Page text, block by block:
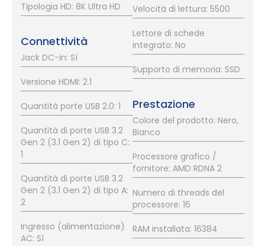
Tipologia HD: 8K Ultra HD
Connettività
Jack DC-in: Sì
Versione HDMI: 2.1
Quantità porte USB 2.0: 1
Quantità di porte USB 3.2
Gen 2 (3.1 Gen 2) di tipo C:
1
Quantità di porte USB 3.2
Gen 2 (3.1 Gen 2) di tipo A:
2
Ingresso (alimentazione)
AC: Sì
Velocità di lettura: 5500
Lettore di schede
integrato: No
Supporto di memoria: SSD
Prestazione
Colore del prodotto: Nero,
Bianco
Processore grafico /
fornitore: AMD RDNA 2
Numero di threads del
processore: 16
RAM installata: 16384